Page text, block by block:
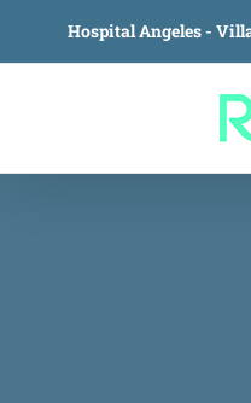
to
Hospital Angeles -